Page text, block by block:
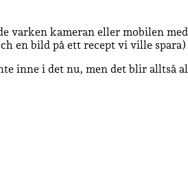
varken kameran eller mobilen
en bild på ett recept vi ville
inne i det nu, men det blir alltså